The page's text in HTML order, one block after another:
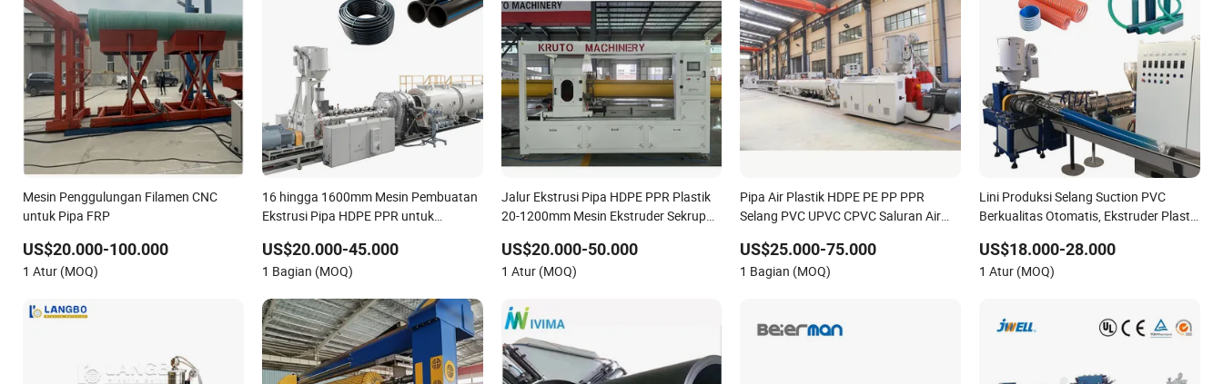
Mesin Penggulungan Filamen CNC
untuk Pipa FRP
US$20.000-100.000
1 Atur (MOQ)
16 hingga 1600mm Mesin Pembuatan
Ekstrusi Pipa HDPE PPR untuk
Irigasi, Selang Gas, dan Saluran
Konduit Listrik
US$20.000-45.000
1 Bagian (MOQ)
Jalur Ekstrusi Pipa HDPE PPR Plastik
20-1200mm Mesin Ekstruder Sekrup
Pipa Konduktor Listrik PVC Plastik
US$20.000-50.000
1 Atur (MOQ)
Pipa Air Plastik HDPE PE PP PPR
Selang PVC UPVC CPVC Saluran Air
Bergelombang Mesin Produksi Ekstrusi
Pembuatan Line
US$25.000-75.000
1 Bagian (MOQ)
Lini Produksi Selang Suction PVC
Berkualitas Otomatis, Ekstruder Plastik
Ekstrusi Pipa Spiral Fleksibel Industri
US$18.000-28.000
1 Atur (MOQ)